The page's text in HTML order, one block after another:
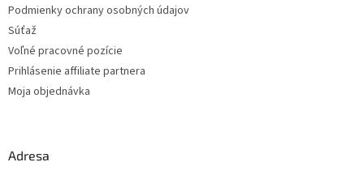
Podmienky ochrany osobných údajov
Súťaž
Voľné pracovné pozície
Prihlásenie affiliate partnera
Moja objednávka
Adresa